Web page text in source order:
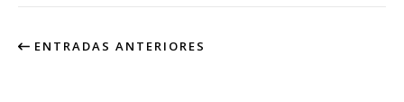
ENTRADAS ANTERIORES